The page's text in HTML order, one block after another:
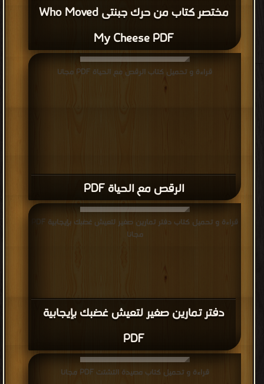
مختصر كتاب من حرك جبنتى Who Moved
My Cheese PDF
الرقص مع الحياة PDF
قراءة و تحميل كتاب الرقص مع الحياة PDF مجانا
دفتر تمارين صغير لتعيش غضبك بإيجابية
PDF
قراءة و تحميل كتاب دفتر تمارين صغير لتعيش غضبك بإيجابية PDF
مجانا
قراءة و تحميل كتاب مصيدة التشتت PDF مجانا